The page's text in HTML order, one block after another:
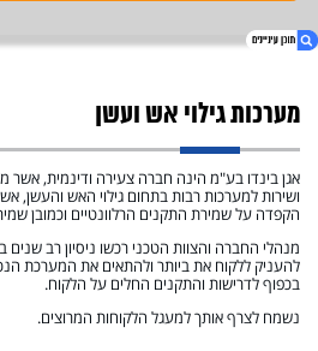
2. גילוי וכיבוי אש
3. גלאי אש ועשן
4. גילוי אש ועשן
5. מערכות מתקדמות לגילוי אש ועשן
6. גילוי עשן
7. מערכות גילוי וכיבוי אש
8. מערכות גילוי וכיבוי אש מתקדמות
9. מערכות גילוי עשן
מערכות גילוי אש ועשן
אגן בינדו בע"מ הינה חברה צעירה ודינמית,
ושירות למערכות רבות בתחום גילוי האש והעשן,
הקפדה על שמירת התקנים הרלוונטיים וכמובן
מנהלי החברה והצוות הטכני רכשו ניסיון רב
להעניק ללקוח את ביותר ולהתאים את המערכת
בכפוף לדרישות והתקנים החלים על הלקוח.
נשמח לצרף אותך למעגל הלקוחות המרוצים.